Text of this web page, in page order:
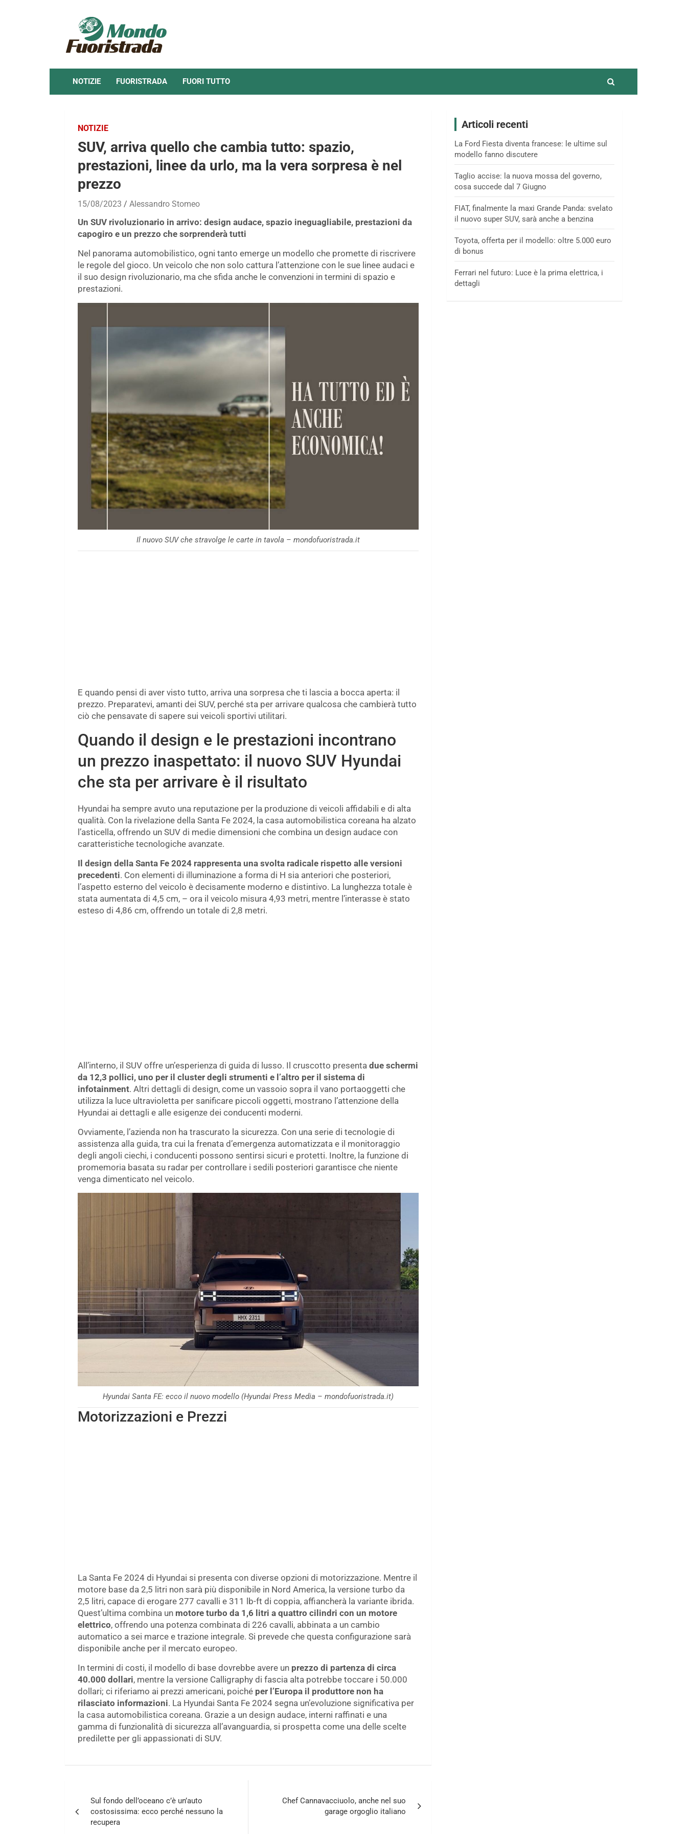
NOTIZIE FUORISTRADA FUORI TUTTO
NOTIZIE
SUV, arriva quello che cambia tutto: spazio,
prestazioni, linee da urlo, ma la vera sorpresa è nel
prezzo
15/08/2023 Alessandro Stomeo
Un SUV rivoluzionario in arrivo: design audace, spazio ineguagliabile, prestazioni da
capogiro e un prezzo che sorprenderà tutti
Nel panorama automobilistico, ogni tanto emerge un modello che promette di riscrivere
le regole del gioco. Un veicolo che non solo cattura l’attenzione con le sue linee audaci e
il suo design rivoluzionario, ma che sfida anche le convenzioni in termini di spazio e
prestazioni.
Il nuovo SUV che stravolge le carte in tavola – mondofuoristrada.it
E quando pensi di aver visto tutto, arriva una sorpresa che ti lascia a bocca aperta: il
prezzo. Preparatevi, amanti dei SUV, perché sta per arrivare qualcosa che cambierà tutto
ciò che pensavate di sapere sui veicoli sportivi utilitari.
Quando il design e le prestazioni incontrano
un prezzo inaspettato: il nuovo SUV Hyundai
che sta per arrivare è il risultato
Hyundai ha sempre avuto una reputazione per la produzione di veicoli affidabili e di alta
qualità. Con la rivelazione della Santa Fe 2024, la casa automobilistica coreana ha alzato
l’asticella, offrendo un SUV di medie dimensioni che combina un design audace con
caratteristiche tecnologiche avanzate.
Il design della Santa Fe 2024 rappresenta una svolta radicale rispetto alle versioni
precedenti. Con elementi di illuminazione a forma di H sia anteriori che posteriori,
l’aspetto esterno del veicolo è decisamente moderno e distintivo. La lunghezza totale è
stata aumentata di 4,5 cm, – ora il veicolo misura 4,93 metri, mentre l’interasse è stato
esteso di 4,86 cm, offrendo un totale di 2,8 metri.
All’interno, il SUV offre un’esperienza di guida di lusso. Il cruscotto presenta due schermi
da 12,3 pollici, uno per il cluster degli strumenti e l’altro per il sistema di
infotainment. Altri dettagli di design, come un vassoio sopra il vano portaoggetti che
utilizza la luce ultravioletta per sanificare piccoli oggetti, mostrano l’attenzione della
Hyundai ai dettagli e alle esigenze dei conducenti moderni.
Ovviamente, l’azienda non ha trascurato la sicurezza. Con una serie di tecnologie di
assistenza alla guida, tra cui la frenata d’emergenza automatizzata e il monitoraggio
degli angoli ciechi, i conducenti possono sentirsi sicuri e protetti. Inoltre, la funzione di
promemoria basata su radar per controllare i sedili posteriori garantisce che niente
venga dimenticato nel veicolo.
Hyundai Santa FE: ecco il nuovo modello (Hyundai Press Media – mondofuoristrada.it)
Motorizzazioni e Prezzi
La Santa Fe 2024 di Hyundai si presenta con diverse opzioni di motorizzazione. Mentre il
motore base da 2,5 litri non sarà più disponibile in Nord America, la versione turbo da
2,5 litri, capace di erogare 277 cavalli e 311 lb-ft di coppia, affiancherà la variante ibrida.
Quest’ultima combina un motore turbo da 1,6 litri a quattro cilindri con un motore
elettrico, offrendo una potenza combinata di 226 cavalli, abbinata a un cambio
automatico a sei marce e trazione integrale. Si prevede che questa configurazione sarà
disponibile anche per il mercato europeo.
In termini di costi, il modello di base dovrebbe avere un prezzo di partenza di circa
40.000 dollari, mentre la versione Calligraphy di fascia alta potrebbe toccare i 50.000
dollari; ci riferiamo ai prezzi americani, poiché per l’Europa il produttore non ha
rilasciato informazioni. La Hyundai Santa Fe 2024 segna un’evoluzione significativa per
la casa automobilistica coreana. Grazie a un design audace, interni raffinati e una
gamma di funzionalità di sicurezza all’avanguardia, si prospetta come una delle scelte
predilette per gli appassionati di SUV.
articoli
Sul fondo dell’oceano c’è un’auto
costosissima: ecco perché nessuno la
recupera
Chef Cannavacciuolo, anche nel suo
garage orgoglio italiano
Articoli recenti
La Ford Fiesta diventa francese: le ultime sul
modello fanno discutere
Taglio accise: la nuova mossa del governo,
cosa succede dal 7 Giugno
FIAT, finalmente la maxi Grande Panda: svelato
il nuovo super SUV, sarà anche a benzina
Toyota, offerta per il modello: oltre 5.000 euro
di bonus
Ferrari nel futuro: Luce è la prima elettrica, i
dettagli